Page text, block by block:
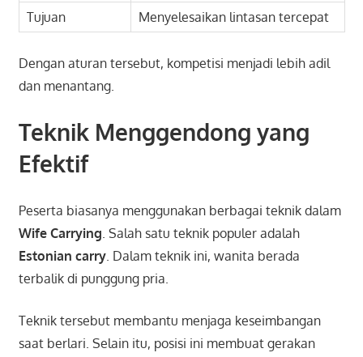
Tujuan
Menyelesaikan lintasan tercepat
Dengan aturan tersebut, kompetisi menjadi lebih adil
dan menantang.
Teknik Menggendong yang
Efektif
Peserta biasanya menggunakan berbagai teknik dalam
Wife Carrying. Salah satu teknik populer adalah
Estonian carry. Dalam teknik ini, wanita berada
terbalik di punggung pria.
Teknik tersebut membantu menjaga keseimbangan
saat berlari. Selain itu, posisi ini membuat gerakan